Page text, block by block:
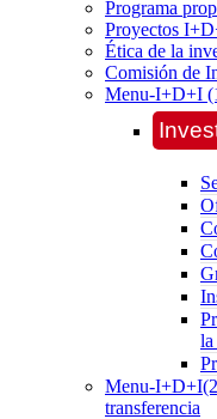
Programa
Proyectos
Ética de la
Comisión de
Menu-I+D+I
la
Menu-
transferencia